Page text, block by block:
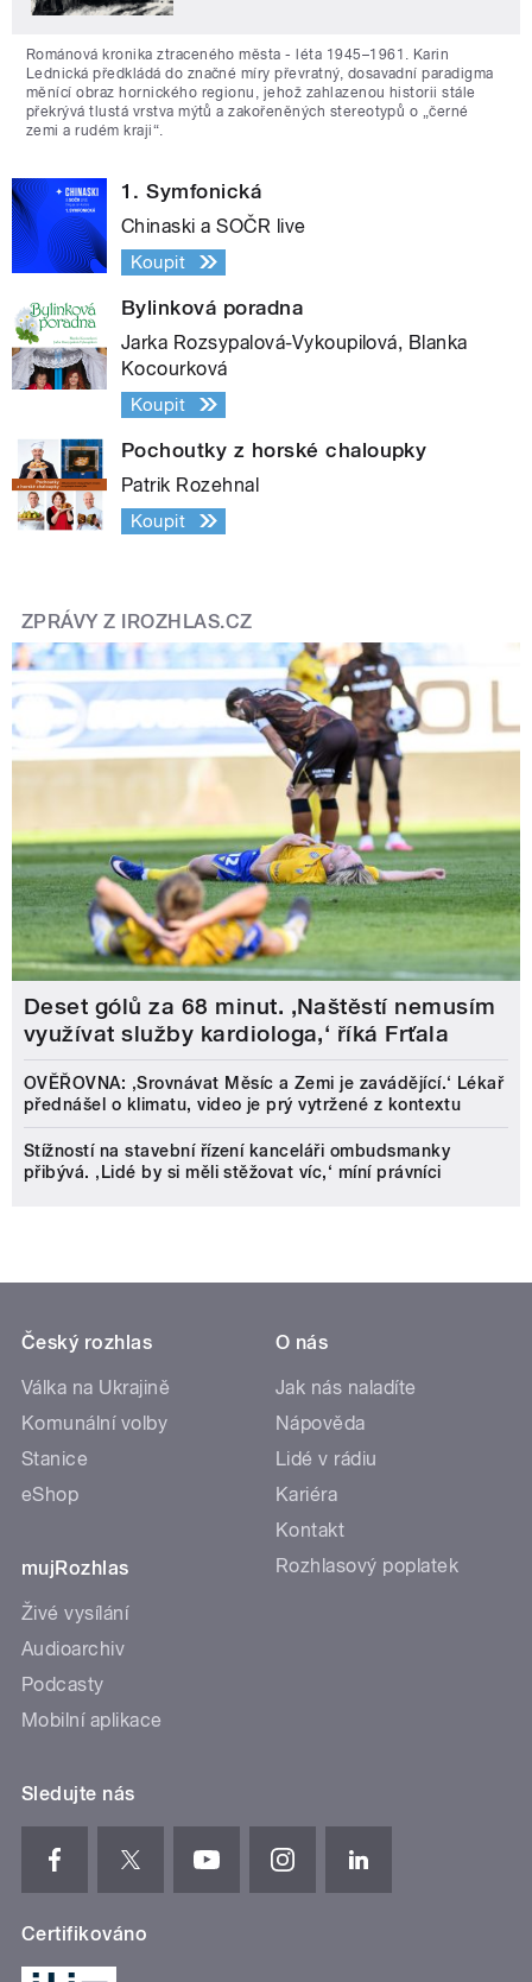
Románová kronika ztraceného města - léta 1945–1961. Karin
Lednická předkládá do značné míry převratný, dosavadní paradigma
měnící obraz hornického regionu, jehož zahlazenou historii stále
překrývá tlustá vrstva mýtů a zakořeněných stereotypů o „černé
zemi a rudém kraji“.
1. Symfonická
Chinaski a SOČR live
Koupit
Bylinková poradna
Jarka Rozsypalová-Vykoupilová, Blanka
Kocourková
Koupit
Pochoutky z horské chaloupky
Patrik Rozehnal
Koupit
ZPRÁVY Z IROZHLAS.CZ
Deset gólů za 68 minut. ,Naštěstí nemusím
využívat služby kardiologa,‘ říká Frťala
OVĚŘOVNA: ‚Srovnávat Měsíc a Zemi je zavádějící.‘ Lékař
přednášel o klimatu, video je prý vytržené z kontextu
Stížností na stavební řízení kanceláři ombudsmanky
přibývá. ‚Lidé by si měli stěžovat víc,‘ míní právníci
Český rozhlas
Válka na Ukrajině
Komunální volby
Stanice
eShop
mujRozhlas
Živé vysílání
Audioarchiv
Podcasty
Mobilní aplikace
O nás
Jak nás naladíte
Nápověda
Lidé v rádiu
Kariéra
Kontakt
Rozhlasový poplatek
Sledujte nás
Certifikováno